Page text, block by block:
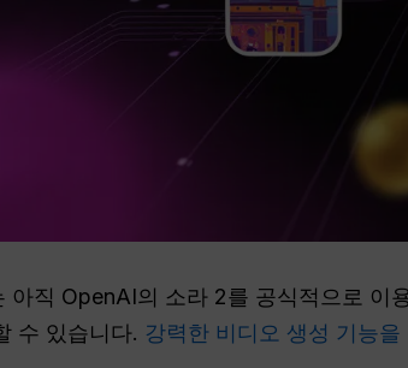
아직 OpenAI의 소라 2를 공식적으로 이
수 있습니다. 강력한 비디오 생성 기능을